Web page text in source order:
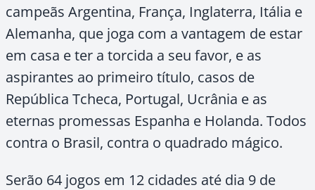
campeãs Argentina, França, Inglaterra, Itália e
Alemanha, que joga com a vantagem de estar
em casa e ter a torcida a seu favor, e as
aspirantes ao primeiro título, casos de
República Tcheca, Portugal, Ucrânia e as
eternas promessas Espanha e Holanda. Todos
contra o Brasil, contra o quadrado mágico.
Serão 64 jogos em 12 cidades até dia 9 de